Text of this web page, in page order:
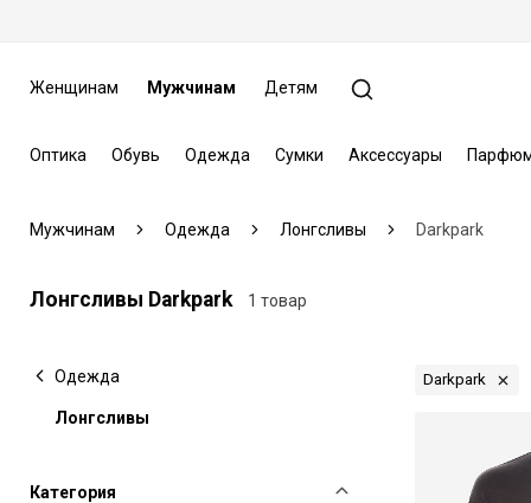
Женщинам Мужчинам Детям
Оптика Обувь Одежда Сумки Аксессуары
Мужчинам Одежда Лонгсливы Darkpark
Лонгсливы Darkpark 1 товар
Одежда
Лонгсливы
Категория
Darkpark